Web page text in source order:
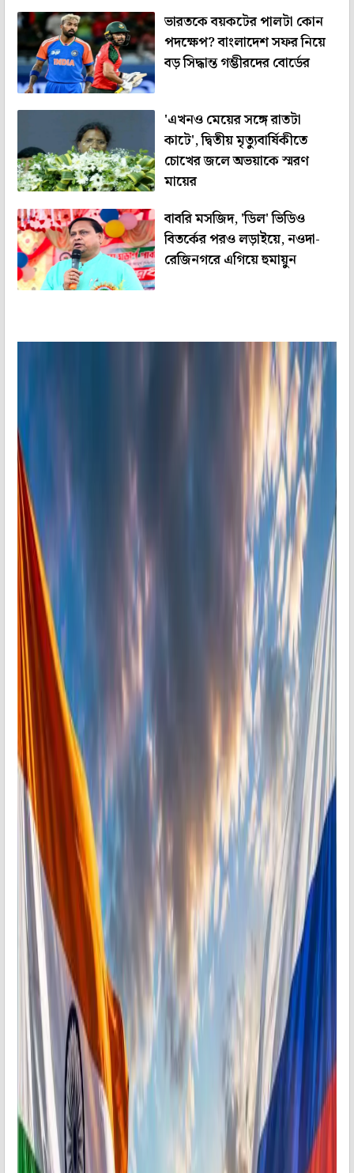
ভারতকে বয়কটের পালটা কোন
পদক্ষেপ? বাংলাদেশ সফর নিয়ে
বড় সিদ্ধান্ত গম্ভীরদের বোর্ডের
'এখনও মেয়ের সঙ্গে রাতটা
কাটে', দ্বিতীয় মৃত্যুবার্ষিকীতে
চোখের জলে অভয়াকে স্মরণ
মায়ের
বাবরি মসজিদ, 'ডিল' ভিডিও
বিতর্কের পরও লড়াইয়ে, নওদা-
রেজিনগরে এগিয়ে হুমায়ুন